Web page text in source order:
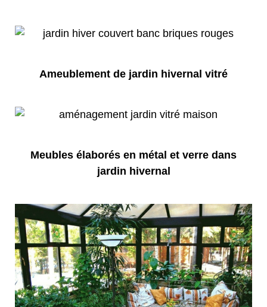
Ameublement de jardin hivernal vitré
Meubles élaborés en métal et verre dans
jardin hivernal